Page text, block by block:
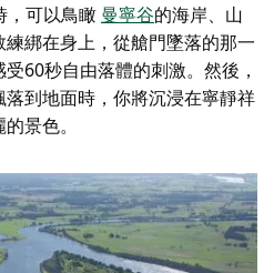
，可以鳥瞰 曼寧谷的海岸、山
綁在身上，從艙門墜落的那一
60秒自由落體的刺激。然後，
到地面時，你將沉浸在寧靜祥
景色。